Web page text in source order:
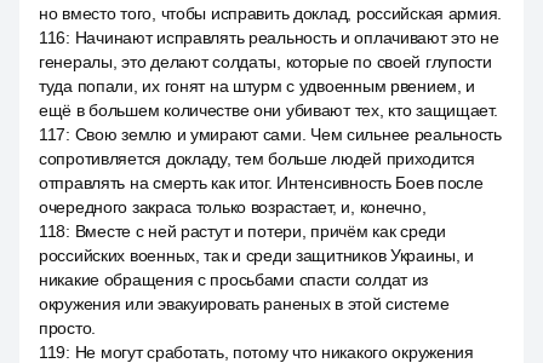
но вместо того, чтобы исправить доклад, российская армия.
116: Начинают исправлять реальность и оплачивают это не
генералы, это делают солдаты, которые по своей глупости
туда попали, их гонят на штурм с удвоенным рвением, и
ещё в большем количестве они убивают тех, кто защищает.
117: Свою землю и умирают сами. Чем сильнее реальность
сопротивляется докладу, тем больше людей приходится
отправлять на смерть как итог. Интенсивность Боев после
очередного закраса только возрастает, и, конечно,
118: Вместе с ней растут и потери, причём как среди
российских военных, так и среди защитников Украины, и
никакие обращения с просьбами спасти солдат из
окружения или эвакуировать раненых в этой системе
просто.
119: Не могут сработать, потому что никакого окружения